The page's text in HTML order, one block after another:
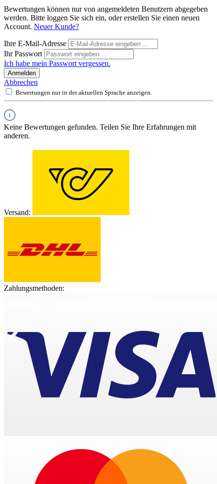
Bewertungen können nur von angemeldeten Benutzern abgegeben
werden. Bitte loggen Sie sich ein, oder erstellen Sie einen neuen
Account. Neuer Kunde?
Ihre E-Mail-Adresse
Ihr Passwort
Ich habe mein Passwort vergessen.
Anmelden
Abbrechen
Bewertungen nur in der aktuellen Sprache anzeigen.
Keine Bewertungen gefunden. Teilen Sie Ihre Erfahrungen mit
anderen.
Versand:
Zahlungsmethoden: